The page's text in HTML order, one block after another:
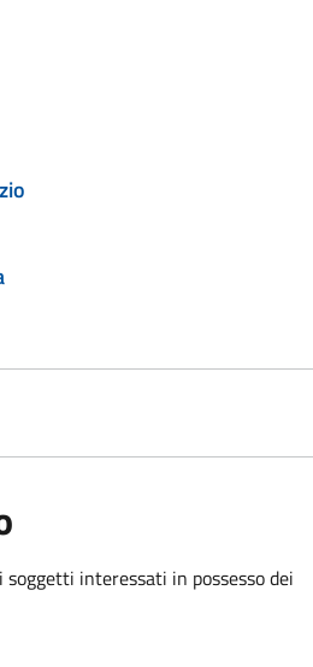
interessati in possesso dei